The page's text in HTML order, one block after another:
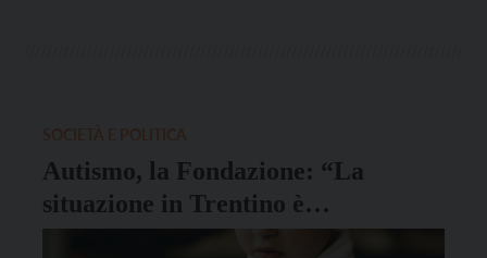
Autismo, la Fondazione: “La
situazione in Trentino è
drammatica”. L’appello alle